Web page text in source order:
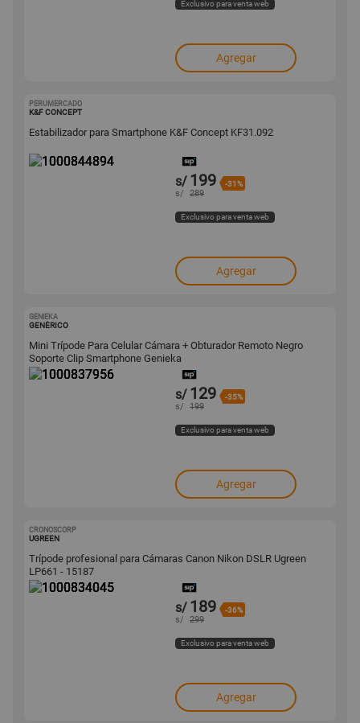
Exclusivo para venta web
Agregar
PERUMERCADO
K&F CONCEPT
Estabilizador para Smartphone K&F Concept KF31.092
s/ 199 -31%
s/ 289
Exclusivo para venta web
Agregar
GENIEKA
GENÉRICO
Mini Trípode Para Celular Cámara + Obturador Remoto Negro
Soporte Clip Smartphone Genieka
s/ 129 -35%
s/ 199
Exclusivo para venta web
Agregar
CRONOSCORP
UGREEN
Trípode profesional para Cámaras Canon Nikon DSLR Ugreen
LP661 - 15187
s/ 189 -36%
s/ 299
Exclusivo para venta web
Agregar